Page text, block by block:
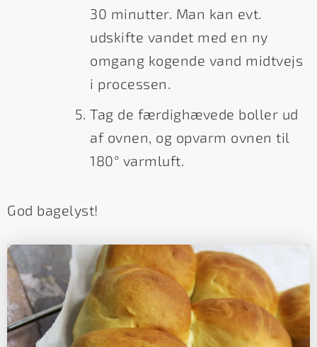
30 minutter. Man kan evt.
udskifte vandet med en ny
omgang kogende vand midtvejs
i processen.
Tag de færdighævede boller ud
af ovnen, og opvarm ovnen til
180° varmluft.
God bagelyst!